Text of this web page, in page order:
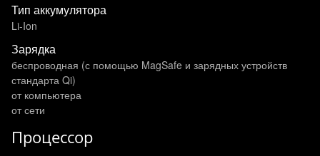
Тип аккумулятора
Li-Ion
Зарядка
беспроводная (с помощью MagSafe и зарядных устройств
стандарта Qi)
от компьютера
от сети
Процессор